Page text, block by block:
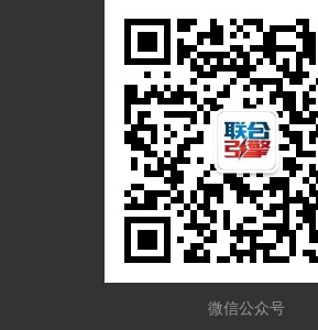
微信公众号